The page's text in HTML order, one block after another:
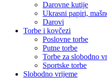
Darovne kutije
Ukrasni papiri,
Darovi
Torbe i kovčezi
Poslovne torbe
Putne torbe
Torbe za slobodno
Sportske torbe
Slobodno vrijeme